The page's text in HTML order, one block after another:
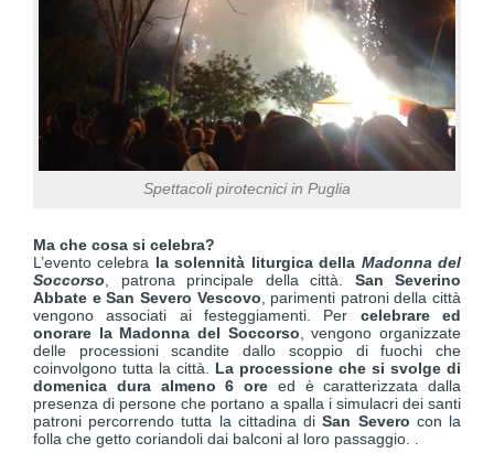
Spettacoli pirotecnici in Puglia
Ma che cosa si celebra?
L’evento celebra la solennità liturgica della Madonna del
Soccorso, patrona principale della città. San Severino
Abbate e San Severo Vescovo, parimenti patroni della città
vengono associati ai festeggiamenti. Per celebrare ed
onorare la Madonna del Soccorso, vengono organizzate
delle processioni scandite dallo scoppio di fuochi che
coinvolgono tutta la città. La processione che si svolge di
domenica dura almeno 6 ore ed è caratterizzata dalla
presenza di persone che portano a spalla i simulacri dei santi
patroni percorrendo tutta la cittadina diSan Severo con la
folla che getto coriandoli dai balconi al loro passaggio. .